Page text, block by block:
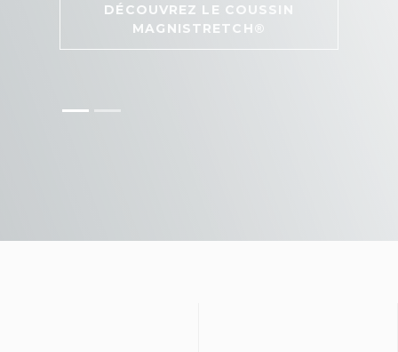
DÉCOUVREZ LE COUSSIN
MAGNISTRETCH®